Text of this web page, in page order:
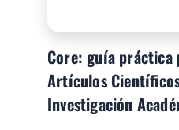
Core: guía práctica
Artículos
Investigación